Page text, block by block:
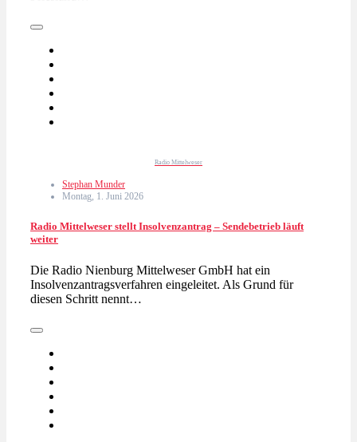
Radio Mittelweser
Stephan Munder
Montag, 1. Juni 2026
Radio Mittelweser stellt Insolvenzantrag – Sendebetrieb läuft
weiter
Die Radio Nienburg Mittelweser GmbH hat ein
Insolvenzantragsverfahren eingeleitet. Als Grund für
diesen Schritt nennt…